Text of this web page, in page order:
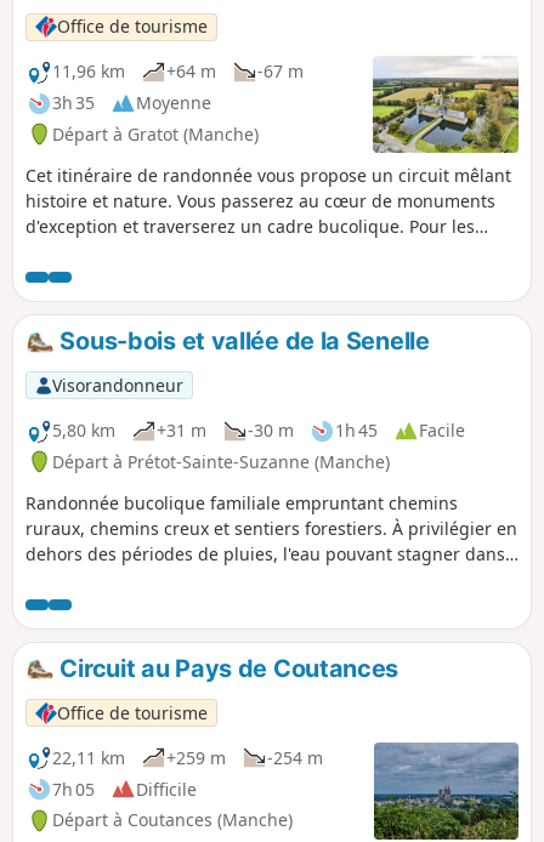
Office de tourisme
11,96 km
+64 m
-67 m
3h 35
Moyenne
Départ à Gratot (Manche)
Cet itinéraire de randonnée vous propose un circuit mêlant
histoire et nature. Vous passerez au cœur de monuments
d'exception et traverserez un cadre bucolique. Pour les
petit havre de paix aux portes de Coutances.
Sous-bois et vallée de la Senelle
Visorandonneur
5,80 km
+31 m -30 m 1h 45
Facile
Départ à Prétot-Sainte-Suzanne (Manche)
Randonnée bucolique familiale empruntant chemins
ruraux, chemins creux et sentiers forestiers. À privilégier en
dehors des périodes de pluies, l'eau pouvant stagner dans
Circuit au Pays de Coutances
Office de tourisme
22,11 km
+259 m
-254 m
7h 05
Difficile
Départ à Coutances (Manche)